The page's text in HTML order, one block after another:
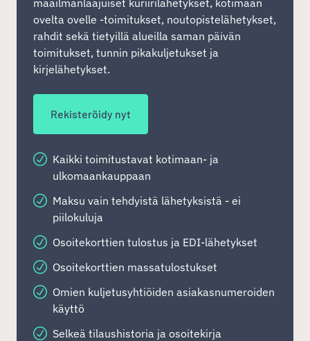
maailmanlaajuiset kuriirilähetykset, kotimaan
ovelta ovelle -toimitukset, noutopistelähetykset,
rahdit sekä tietyillä alueilla saman päivän
toimitukset, tunnin pikakuljetukset ja
kirjelähetykset.
Rekisteröidy nyt
Kaikki toimitustavat kotimaan- ja
ulkomaankauppaan
Maksu vain tehdyistä lähetyksistä - ei
piilokuluja
Osoitekorttien tulostus ja EDI-lähetykset
Osoitekorttien massatulostukset
Omien kuljetusyhtiöiden asiakasnumeroiden
käyttö
Selkeä tilaushistoria ja osoitekirja